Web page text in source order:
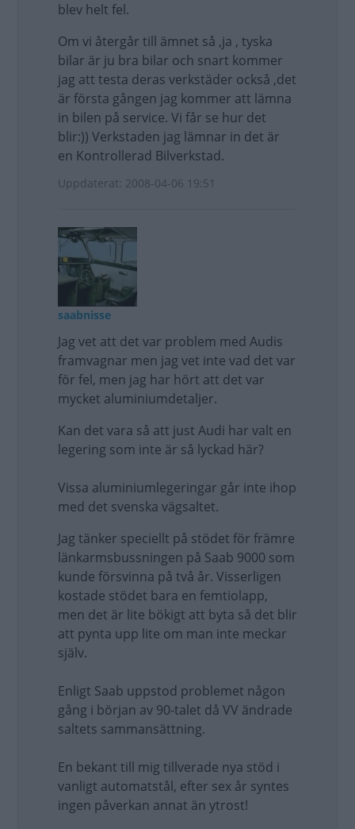
blev helt fel.
Om vi återgår till ämnet så ,ja , tyska
bilar är ju bra bilar och snart kommer
jag att testa deras verkstäder också ,det
är första gången jag kommer att lämna
in bilen på service. Vi får se hur det
blir:)) Verkstaden jag lämnar in det är
en Kontrollerad Bilverkstad.
Uppdaterat: 2008-04-06 19:51
saabnisse
Jag vet att det var problem med Audis
framvagnar men jag vet inte vad det var
för fel, men jag har hört att det var
mycket aluminiumdetaljer.
Kan det vara så att just Audi har valt en
legering som inte är så lyckad här?
Vissa aluminiumlegeringar går inte ihop
med det svenska vägsaltet.
Jag tänker speciellt på stödet för främre
länkarmsbussningen på Saab 9000 som
kunde försvinna på två år. Visserligen
kostade stödet bara en femtiolapp,
men det är lite bökigt att byta så det blir
att pynta upp lite om man inte meckar
själv.
Enligt Saab uppstod problemet någon
gång i början av 90-talet då VV ändrade
saltets sammansättning.
En bekant till mig tillverade nya stöd i
vanligt automatstål, efter sex år syntes
ingen påverkan annat än ytrost!